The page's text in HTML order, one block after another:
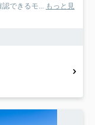
できるモ...
もっと見